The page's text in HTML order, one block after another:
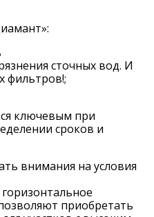
сточных вод. И
фильтров!;
ключевым при
сроков и
внимания на условия
приобретать